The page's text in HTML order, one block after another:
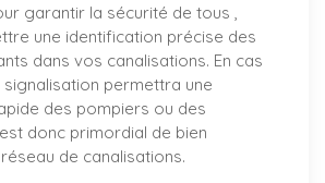
garantir la sécurité de tous ,
une identification précise des
dans vos canalisations. En cas
permettra une
des pompiers ou des
donc primordial de bien
de canalisations.